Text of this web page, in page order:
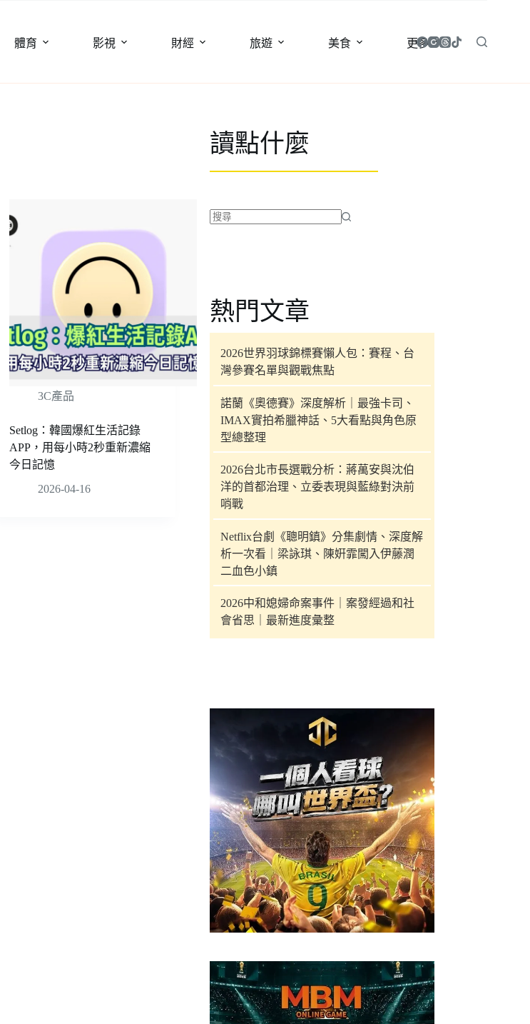
體育 影視 財經 旅遊 美食 更多
3C產品
Setlog：韓國爆紅生活記錄
APP，用每小時2秒重新濃縮
今日記憶
2026-04-16
讀點什麼
合
條
件
果
熱門文章
2026世界羽球錦標賽懶人包：賽程、台
灣參賽名單與觀戰焦點
諾蘭《奧德賽》深度解析｜最強卡司、
IMAX實拍希臘神話、5大看點與角色原
型總整理
2026台北市長選戰分析：蔣萬安與沈伯
洋的首都治理、立委表現與藍綠對決前
哨戰
Netflix台劇《聰明鎮》分集劇情、深度解
析一次看｜梁詠琪、陳姸霏闖入伊藤潤
二血色小鎮
2026中和媳婦命案事件｜案發經過和社
會省思｜最新進度彙整